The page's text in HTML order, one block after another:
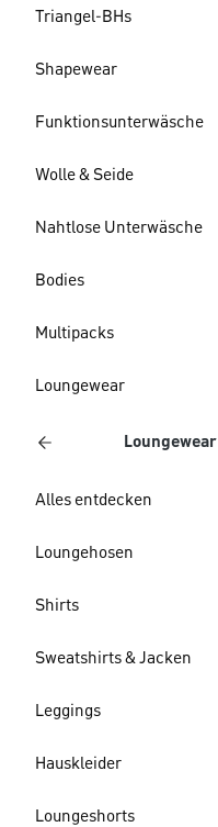
Triangel-BHs
Shapewear
Funktionsunterwäsche
Wolle & Seide
Nahtlose Unterwäsche
Bodies
Multipacks
Loungewear
Loungewear
Alles entdecken
Loungehosen
Shirts
Sweatshirts & Jacken
Leggings
Hauskleider
Loungeshorts